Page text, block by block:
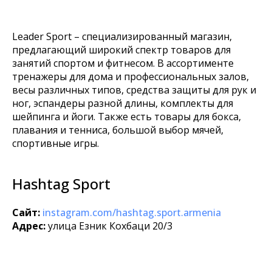
Leader Sport – специализированный магазин,
предлагающий широкий спектр товаров для
занятий спортом и фитнесом. В ассортименте
тренажеры для дома и профессиональных залов,
весы различных типов, средства защиты для рук и
ног, эспандеры разной длины, комплекты для
шейпинга и йоги. Также есть товары для бокса,
плавания и тенниса, большой выбор мячей,
спортивные игры.
Hashtag Sport
Сайт: instagram.com/hashtag.sport.armenia
Адрес:улица Езник Кохбаци 20/3